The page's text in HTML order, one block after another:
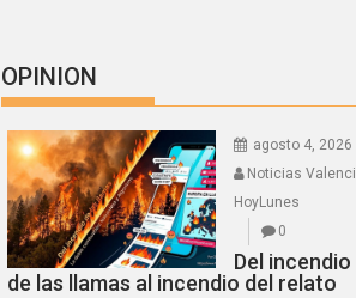
OPINION
agosto 4, 2026
Noticias
HoyLunes
0
Del incendio
de las llamas al incendio del relato